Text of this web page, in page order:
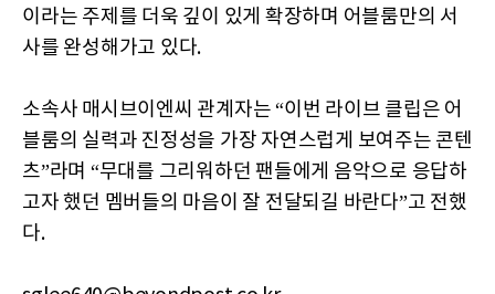
이라는 주제를 더욱 깊이 있게 확장하며 어블룸만의 서
사를 완성해가고 있다.
소속사 매시브이엔씨 관계자는 “이번 라이브 클립은 어
블룸의 실력과 진정성을 가장 자연스럽게 보여주는 콘텐
츠”라며 “무대를 그리워하던 팬들에게 음악으로 응답하
고자 했던 멤버들의 마음이 잘 전달되길 바란다”고 전했
다.